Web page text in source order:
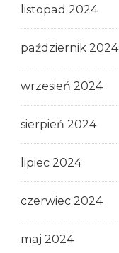
listopad 2024
październik 2024
wrzesień 2024
sierpień 2024
lipiec 2024
czerwiec 2024
maj 2024